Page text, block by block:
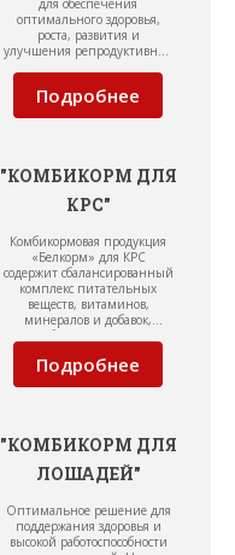
для обеспечения
оптимального здоровья,
роста, развития и
улучшения репродуктивной
Подробнее
"КОМБИКОРМ ДЛЯ
КРС"
Комбикормовая продукция
«Белкорм» для КРС
содержит сбалансированный
комплекс питательных
веществ, витаминов,
минералов и добавок,
подобранных с учетом
группы и продуктивности
Подробнее
"КОМБИКОРМ ДЛЯ
ЛОШАДЕЙ"
Оптимальное решение для
поддержания здоровья и
высокой работоспособности